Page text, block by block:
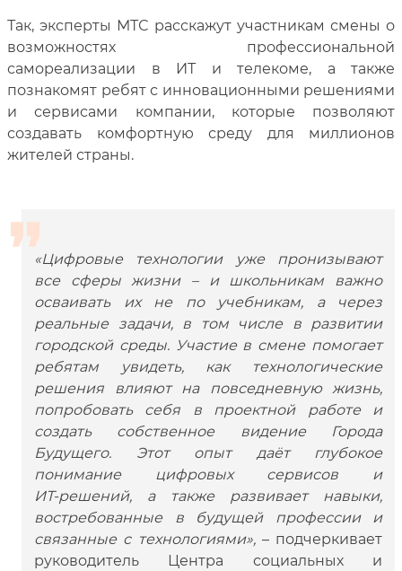
Так, эксперты МТС расскажут участникам смены о
возможностях профессиональной
самореализации в ИТ и телекоме, а также
познакомят ребят с инновационными решениями
и сервисами компании, которые позволяют
создавать комфортную среду для миллионов
жителей страны.
«Цифровые технологии уже пронизывают
все сферы жизни – и школьникам важно
осваивать их не по учебникам, а через
реальные задачи, в том числе в развитии
городской среды. Участие в смене помогает
ребятам увидеть, как технологические
решения влияют на повседневную жизнь,
попробовать себя в проектной работе и
создать собственное видение Города
Будущего. Этот опыт даёт глубокое
понимание цифровых сервисов и
ИТ‑решений, а также развивает навыки,
востребованные в будущей профессии и
связанные с технологиями»,– подчеркивает
руководитель Центра социальных и